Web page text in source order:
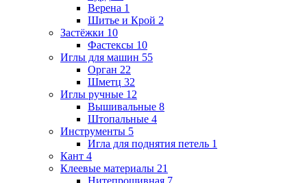
Верена 1
Шитье и Крой 2
Застёжки 10
Фастексы 10
Иглы для машин 55
Орган 22
Шметц 32
Иглы ручные 12
Вышивальные 8
Штопальные 4
Инструменты 5
Игла для поднятия петель 1
Кант 4
Клеевые материалы 21
Нитепрошивная 7